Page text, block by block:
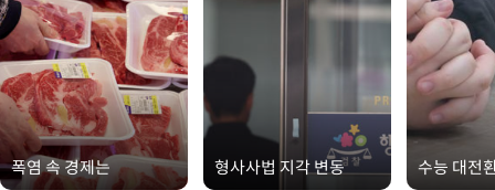
폭염 속 경제는 형사사법 지각 변동 수능 대전